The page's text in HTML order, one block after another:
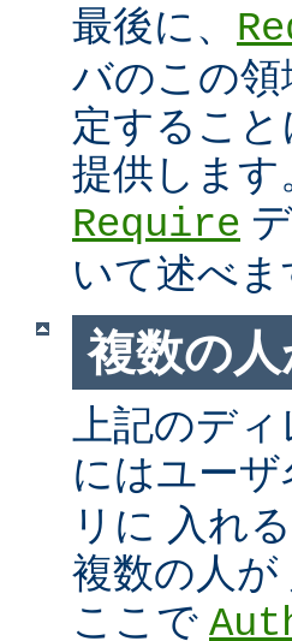
最後に、
バのこの
定するこ
提供しま
Require
いて述べま
複数の
上記のデ
にはユーザ
リに 入れ
複数の人
ここで